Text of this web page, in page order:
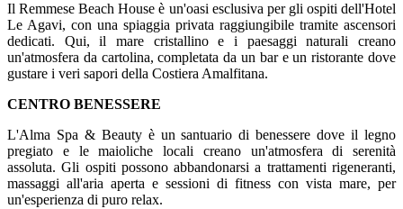
Il Remmese Beach House è un'oasi esclusiva per gli ospiti dell'Hotel
Le Agavi, con una spiaggia privata raggiungibile tramite ascensori
dedicati. Qui, il mare cristallino e i paesaggi naturali creano
un'atmosfera da cartolina, completata da un bar e un ristorante dove
gustare i veri sapori della Costiera Amalfitana.
CENTRO BENESSERE
L'Alma Spa & Beauty è un santuario di benessere dove il legno
pregiato e le maioliche locali creano un'atmosfera di serenità
assoluta. Gli ospiti possono abbandonarsi a trattamenti rigeneranti,
massaggi all'aria aperta e sessioni di fitness con vista mare, per
un'esperienza di puro relax.